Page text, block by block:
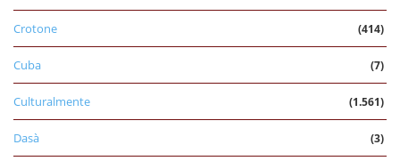
Crotone (414)
Cuba (7)
Culturalmente (1.561)
Dasà (3)